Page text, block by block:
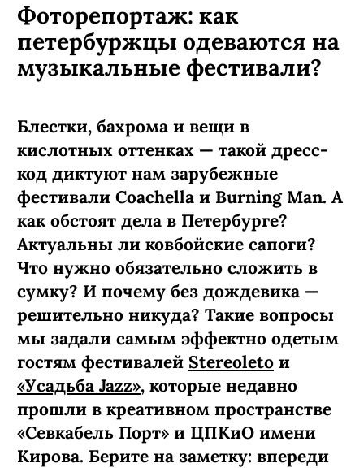
Фоторепортаж: как
петербуржцы одеваются на
музыкальные фестивали?
Блестки, бахрома и вещи в
кислотных оттенках — такой дресс-
код диктуют нам зарубежные
фестивали Coachella и Burning Man. А
как обстоят дела в Петербурге?
Актуальны ли ковбойские сапоги?
Что нужно обязательно сложить в
сумку? И почему без дождевика —
решительно никуда? Такие вопросы
мы задали самым эффектно одетым
гостям фестивалей Stereoleto и
«Усадьба Jazz», которые недавно
прошли в креативном пространстве
«Севкабель Порт» и ЦПКиО имени
Кирова. Берите на заметку: впереди